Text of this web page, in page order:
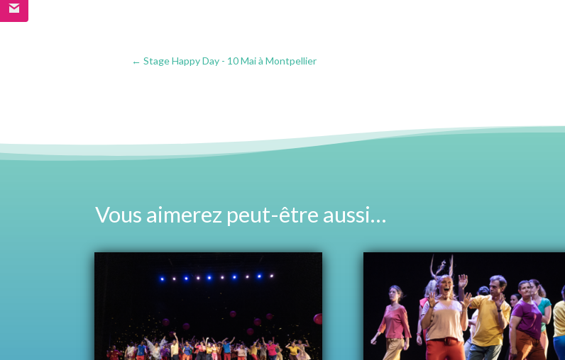
←Stage Happy Day - 10 Mai à Montpellier
Vous aimerez peut-être aussi…